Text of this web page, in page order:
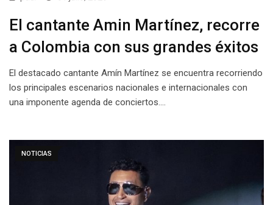
El cantante Amin Martínez, recorre
a Colombia con sus grandes éxitos
El destacado cantante Amín Martínez se encuentra recorriendo
los principales escenarios nacionales e internacionales con
una imponente agenda de conciertos.…
NOTICIAS